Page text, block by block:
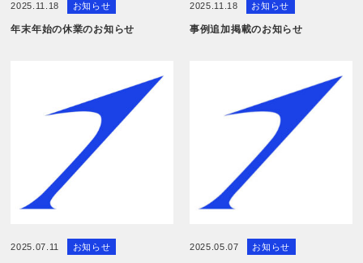
2025.11.18 お知らせ
年末年始の休業のお知らせ
2025.11.18 お知らせ
事例追加掲載のお知らせ
2025.07.11 お知らせ 2025.05.07 お知らせ